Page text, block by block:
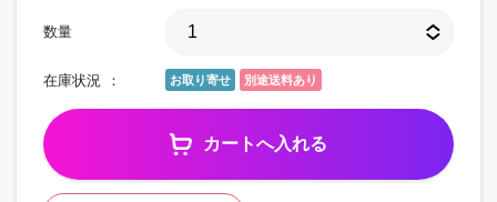
数量
在庫状況 お取り寄せ 別途送料あり
カートへ入れる